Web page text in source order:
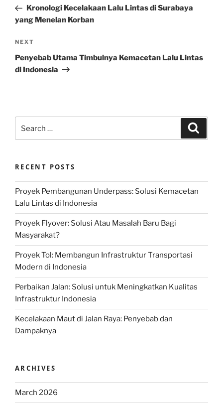
PostKronologi Kecelakaan Lalu Lintas di Surabaya
yang Menelan Korban
Next
Post
NEXT
Penyebab Utama Timbulnya Kemacetan Lalu Lintas
di Indonesia
for:
RECENT POSTS
Proyek Pembangunan Underpass: Solusi Kemacetan
Lalu Lintas di Indonesia
Proyek Flyover: Solusi Atau Masalah Baru Bagi
Masyarakat?
Proyek Tol: Membangun Infrastruktur Transportasi
Modern di Indonesia
Perbaikan Jalan: Solusi untuk Meningkatkan Kualitas
Infrastruktur Indonesia
Kecelakaan Maut di Jalan Raya: Penyebab dan
Dampaknya
ARCHIVES
March 2026